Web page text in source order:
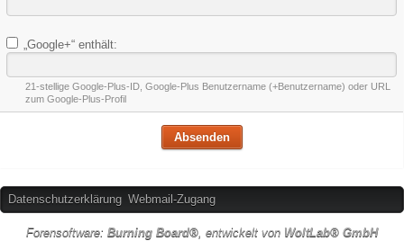
„Google+“ enthält:
21-stellige Google-Plus-ID, Google-Plus Benutzername (+Benutzername) oder URL
zum Google-Plus-Profil
Datenschutzerklärung Webmail-Zugang
Forensoftware: Burning Board®, entwickelt von WoltLab® GmbH